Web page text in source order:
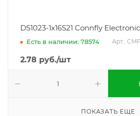
DS1023-1x16S21 Connfly
Есть в наличии: 78574 Арт.:
2.78 руб./шт
ПОКАЗАТЬ ЕЩЕ